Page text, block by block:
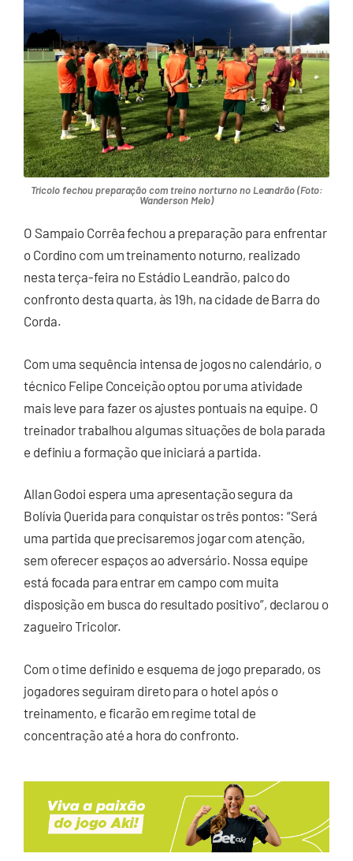
Tricolo fechou preparação com treino norturno no Leandrão (Foto:
Wanderson Melo)
O Sampaio Corrêa fechou a preparação para enfrentar
o Cordino com um treinamento noturno, realizado
nesta terça-feira no Estádio Leandrão, palco do
confronto desta quarta, às 19h, na cidade de Barra do
Corda.
Com uma sequência intensa de jogos no calendário, o
técnico Felipe Conceição optou por uma atividade
mais leve para fazer os ajustes pontuais na equipe. O
treinador trabalhou algumas situações de bola parada
e definiu a formação que iniciará a partida.
Allan Godoi espera uma apresentação segura da
Bolívia Querida para conquistar os três pontos: “Será
uma partida que precisaremos jogar com atenção,
sem oferecer espaços ao adversário. Nossa equipe
está focada para entrar em campo com muita
disposição em busca do resultado positivo”, declarou o
zagueiro Tricolor.
Com o time definido e esquema de jogo preparado, os
jogadores seguiram direto para o hotel após o
treinamento, e ficarão em regime total de
concentração até a hora do confronto.